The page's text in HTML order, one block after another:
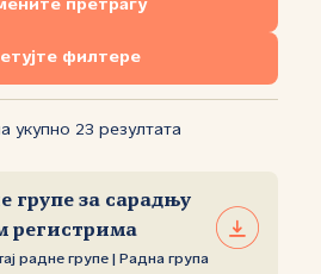
претрагу
филтере
укупно 23 резултата
групе за сарадњу
регистрима
радне групе | Радна група